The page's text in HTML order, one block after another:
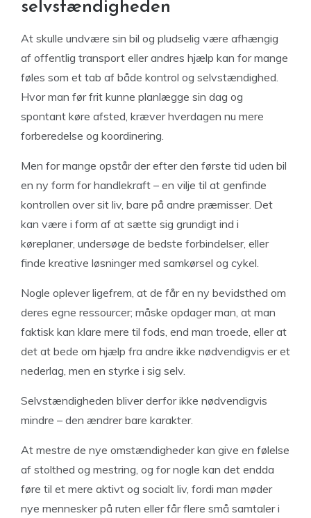
selvstændigheden
At skulle undvære sin bil og pludselig være afhængig
af offentlig transport eller andres hjælp kan for mange
føles som et tab af både kontrol og selvstændighed.
Hvor man før frit kunne planlægge sin dag og
spontant køre afsted, kræver hverdagen nu mere
forberedelse og koordinering.
Men for mange opstår der efter den første tid uden bil
en ny form for handlekraft – en vilje til at genfinde
kontrollen over sit liv, bare på andre præmisser. Det
kan være i form af at sætte sig grundigt ind i
køreplaner, undersøge de bedste forbindelser, eller
finde kreative løsninger med samkørsel og cykel.
Nogle oplever ligefrem, at de får en ny bevidsthed om
deres egne ressourcer; måske opdager man, at man
faktisk kan klare mere til fods, end man troede, eller at
det at bede om hjælp fra andre ikke nødvendigvis er et
nederlag, men en styrke i sig selv.
Selvstændigheden bliver derfor ikke nødvendigvis
mindre – den ændrer bare karakter.
At mestre de nye omstændigheder kan give en følelse
af stolthed og mestring, og for nogle kan det endda
føre til et mere aktivt og socialt liv, fordi man møder
nye mennesker på ruten eller får flere små samtaler i